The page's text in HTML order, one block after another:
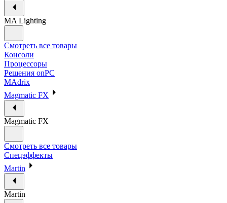
MA Lighting
Смотреть все товары
Консоли
Процессоры
Решения onPC
MAdrix
Magmatic FX
Magmatic FX
Смотреть все товары
Спецэффекты
Martin
Martin